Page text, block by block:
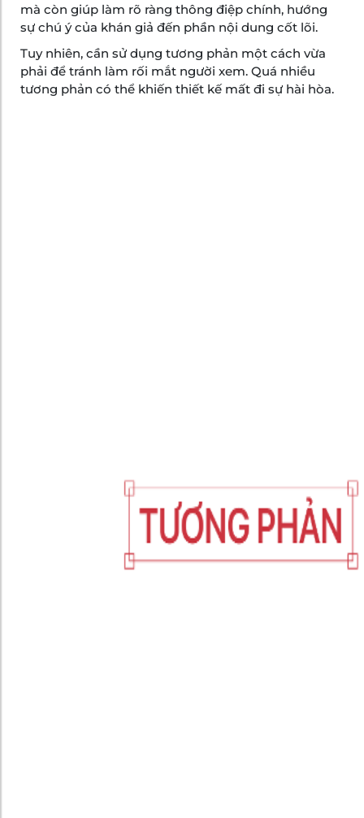
mà còn giúp làm rõ ràng thông điệp chính, hướng
sự chú ý của khán giả đến phần nội dung cốt lõi.
Tuy nhiên, cần sử dụng tương phản một cách vừa
phải để tránh làm rối mắt người xem. Quá nhiều
tương phản có thể khiến thiết kế mất đi sự hài hòa.